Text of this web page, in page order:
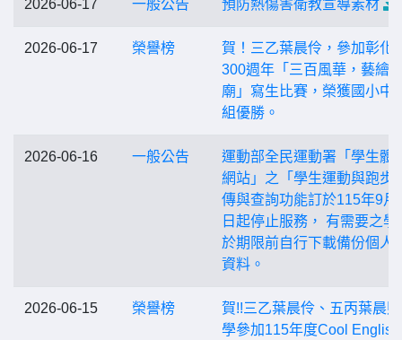
2026-06-17 一般公告 預防熱傷害衛教宣導素材
2026-06-17 榮譽榜
賀！三乙葉晨伶，參加彰化
300週年「三百風華，藝繪
廟」寫生比賽，榮獲國小中
組優勝。
2026-06-16 一般公告
運動部全民運動署「學生體
網站」之「學生運動與跑步
傳與查詢功能訂於115年9月
日起停止服務， 有需要之學
於期限前自行下載備份個人
資料。
2026-06-15 榮譽榜
賀!!三乙葉晨伶、五丙葉晨
學參加115年度Cool